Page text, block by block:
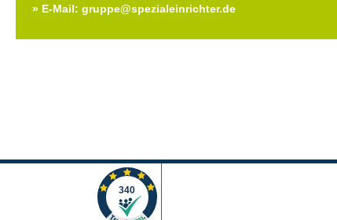
» E-Mail: gruppe@spezialeinrichter.de